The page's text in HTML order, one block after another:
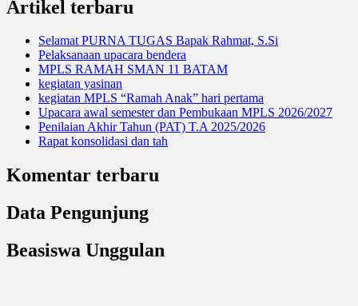
Artikel terbaru
Selamat PURNA TUGAS Bapak Rahmat, S.Si
Pelaksanaan upacara bendera
MPLS RAMAH SMAN 11 BATAM
kegiatan yasinan
kegiatan MPLS “Ramah Anak” hari pertama
Upacara awal semester dan Pembukaan MPLS 2026/2027
Penilaian Akhir Tahun (PAT) T.A 2025/2026
Rapat konsolidasi dan tah
Komentar terbaru
Data Pengunjung
Beasiswa Unggulan